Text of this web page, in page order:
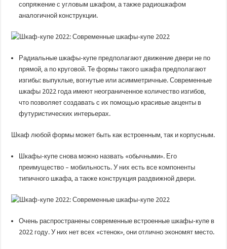
сопряжение с угловым шкафом, а также радиошкафом
аналогичной конструкции.
Радиальные шкафы-купе предполагают движение двери не по
прямой, а по круговой. Те формы такого шкафа предполагают
изгибы: выпуклые, вогнутые или асимметричные. Современные
шкафы 2022 года имеют неограниченное количество изгибов,
что позволяет создавать с их помощью красивые акценты в
футуристических интерьерах.
Шкаф любой формы может быть как встроенным, так и корпусным.
Шкафы-купе снова можно назвать «обычными». Его
преимущество – мобильность. У них есть все компоненты
типичного шкафа, а также конструкция раздвижной двери.
Очень распространены современные встроенные шкафы-купе в
2022 году. У них нет всех «стенок», они отлично экономят место.